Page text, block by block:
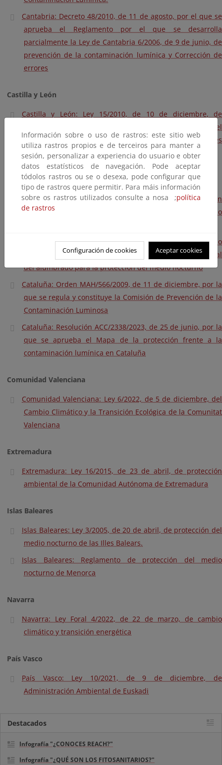
Cantabria: Decreto 48/2010, de 11 de agosto, por el que se
aprueba el Reglamento por el que se desarrolla
parcialmente la Ley de Cantabria 6/2006, de 9 de junio, de
prevención de la contaminación lumínica y Corrección de
errores
Castilla y León
Castilla y León: Ley 15/2010, de 10 de diciembre, de
prevención de la contaminación lumínica y del fomento del
ahorro y eficiencia energéticos derivados de instalaciones
de iluminación.
Cataluña
Cataluña: Ley 6/2001, de 31 de mayo, de ordenación
ambiental del alumbrado para la protección del medio
Cataluña: Decreto 190/2015, de 25 de agosto, de desarrollo
de la Ley 6/2001, de 31 de mayo, de ordenación ambiental
del alumbrado para la protección del medio nocturno
Cataluña: Orden MAH/566/2009, de 11 de diciembre, por la
que se regula y constituye la Comisión de Prevención de la
Contaminación Luminosa
Cataluña: Resolución ACC/2338/2023, de 25 de junio, por la
que se aprueba el Mapa de la protección frente a la
contaminación lumínica en Cataluña
Comunidad Valenciana
Comunidad Valenciana: Ley 6/2022, de 5 de diciembre, del
Cambio Climático y la Transición Ecológica de la Comunitat
Valenciana
Extremadura
Extremadura: Ley 16/2015, de 23 de abril, de protección
ambiental de la Comunidad Autónoma de Extremadura
Islas Baleares
Islas Baleares: Ley 3/2005, de 20 de abril, de protección del
medio nocturno de las Illes Balears.
Islas Baleares: Reglamento de protección del medio
nocturno de Menorca
Navarra
Navarra: Ley Foral 4/2022, de 22 de marzo, de cambio
climático y transición energética
País Vasco
País Vasco: Ley 10/2021, de 9 de diciembre, de
Administración Ambiental de Euskadi
Destacados
Infografía "¿CONOCES REACH?"
Infografía "¿QUÉ SON LOS FITOSANITARIOS?"
Información sobre o uso de rastros: este sitio web
utiliza rastros propios e de terceiros para manter a
sesión, personalizar a experiencia do usuario e obter
datos estatísticos de navegación. Pode aceptar
tódolos rastros ou se o desexa, pode configurar que
tipo de rastros quere permitir. Para máis información
sobre os rastros utilizados consulte a nosa ;política
de rastros
Configuración de cookies Aceptar cookies